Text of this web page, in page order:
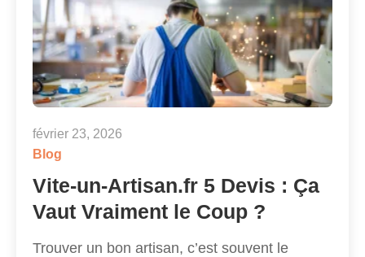
février 23, 2026
Blog
Vite-un-Artisan.fr 5 Devis : Ça
Vaut Vraiment le Coup ?
Trouver un bon artisan, c’est souvent le